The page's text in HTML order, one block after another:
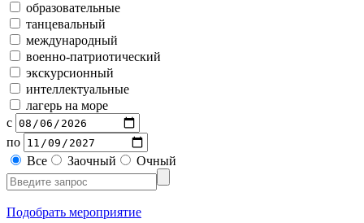
образовательные
танцевальный
международный
военно-патриотический
экскурсионный
интеллектуальные
лагерь на море
с
по
Все
Заочный Очный
Подобрать мероприятие